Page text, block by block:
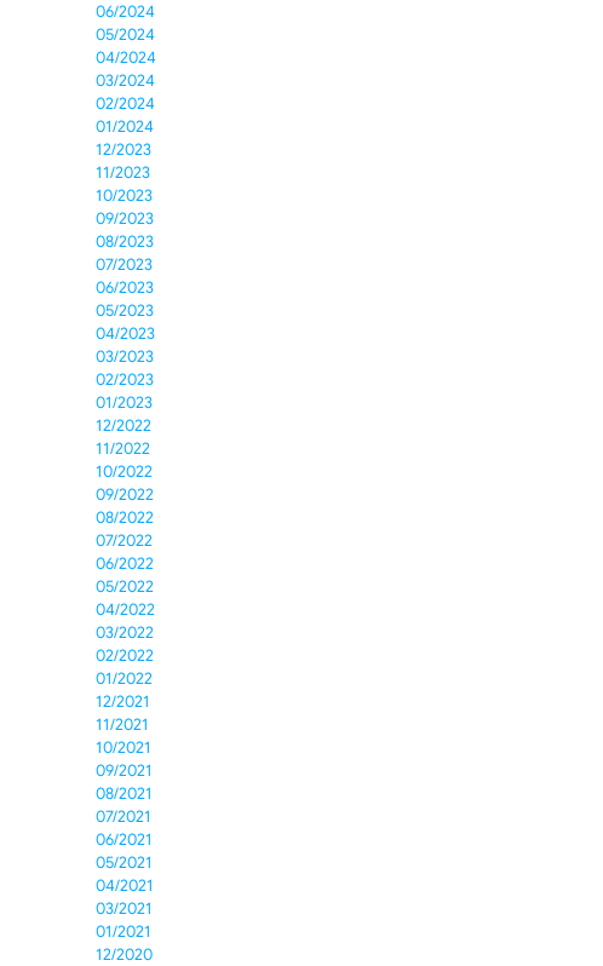
06/2024
05/2024
04/2024
03/2024
02/2024
01/2024
12/2023
11/2023
10/2023
09/2023
08/2023
07/2023
06/2023
05/2023
04/2023
03/2023
02/2023
01/2023
12/2022
11/2022
10/2022
09/2022
08/2022
07/2022
06/2022
05/2022
04/2022
03/2022
02/2022
01/2022
12/2021
11/2021
10/2021
09/2021
08/2021
07/2021
06/2021
05/2021
04/2021
03/2021
01/2021
12/2020